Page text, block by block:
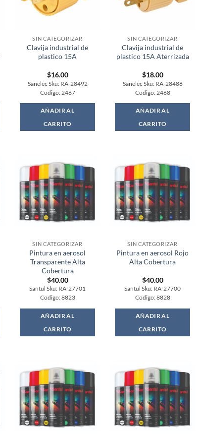
SIN CATEGORIZAR
Clavija industrial de
plastico 15A
$16.00
Sanelec Sku: RA-28492
Codigo: 2467
AÑADIR AL
CARRITO
SIN CATEGORIZAR
Clavija industrial de
plastico 15A Aterrizada
$18.00
Sanelec Sku: RA-28488
Codigo: 2468
AÑADIR AL
CARRITO
SIN CATEGORIZAR
Pintura en aerosol
Transparente Alta
Cobertura
$40.00
Santul Sku: RA-27701
Codigo: 8823
AÑADIR AL
CARRITO
SIN CATEGORIZAR
Pintura en aerosol Rojo
Alta Cobertura
$40.00
Santul Sku: RA-27700
Codigo: 8828
AÑADIR AL
CARRITO